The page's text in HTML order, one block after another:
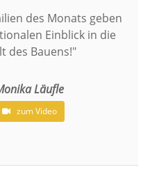
des Monats geben
Einblick in die
des Bauens!"
Läufle
zum Video